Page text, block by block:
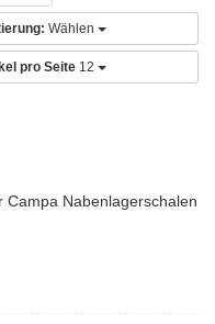
Wählen
pro Seite 12